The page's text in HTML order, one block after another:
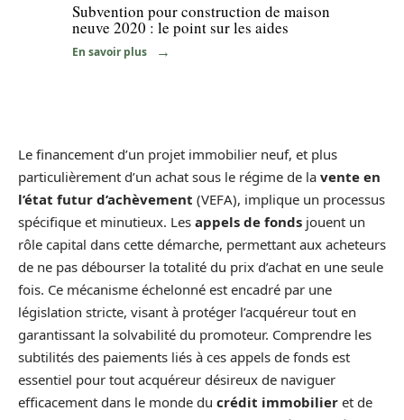
Subvention pour construction de maison
neuve 2020 : le point sur les aides
En savoir plus
Le financement d’un projet immobilier neuf, et plus
particulièrement d’un achat sous le régime de la vente en
l’état futur d’achèvement (VEFA), implique un processus
spécifique et minutieux. Les appels de fonds jouent un
rôle capital dans cette démarche, permettant aux acheteurs
de ne pas débourser la totalité du prix d’achat en une seule
fois. Ce mécanisme échelonné est encadré par une
législation stricte, visant à protéger l’acquéreur tout en
garantissant la solvabilité du promoteur. Comprendre les
subtilités des paiements liés à ces appels de fonds est
essentiel pour tout acquéreur désireux de naviguer
efficacement dans le monde du crédit immobilier et de